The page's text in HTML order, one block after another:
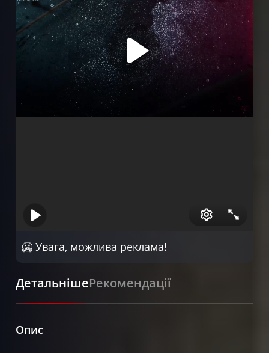
Серія 6
Серія 7
Серія 8
Серія 9
Серія 10
🥶 Увага, можлива реклама!
ДетальнішеРекомендації
Опис